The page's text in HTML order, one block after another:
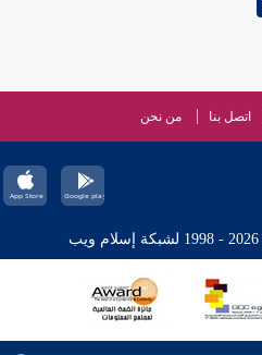
اتصل بنا من نحن